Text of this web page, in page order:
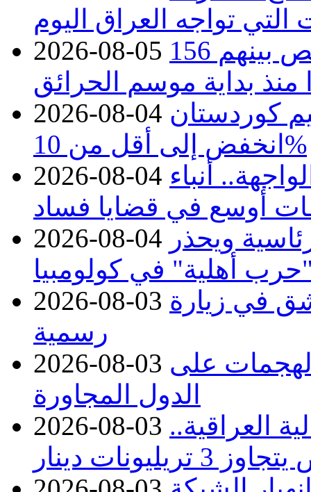
التي تواجه العراق اليوم
2026-08-05 حرائق فرنسا.. توقيف 402 شخص بينهم 156
منذ بداية موسم الحرائق
2026-08-04 كوردستان
انخفض إلى أقل من 10%
2026-08-04 أنباء
أوسع في قضايا فساد
2026-08-04 ويحذر
أهلية" في كولومبيا
2026-08-03 في زيارة
رسمية
2026-08-03 على
الدول المجاورة
2026-08-03 العراقية..